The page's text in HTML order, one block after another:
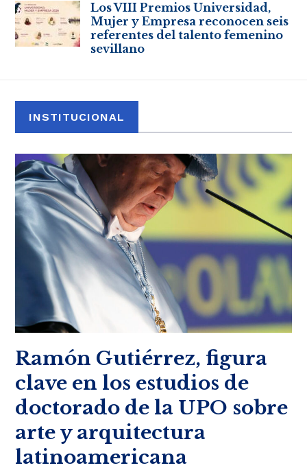
Los VIII Premios Universidad,
Mujer y Empresa reconocen seis
referentes del talento femenino
sevillano
INSTITUCIONAL
Ramón Gutiérrez, figura
clave en los estudios de
doctorado de la UPO sobre
arte y arquitectura
latinoamericana